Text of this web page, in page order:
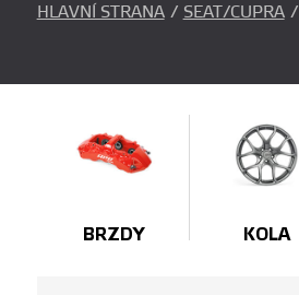
HLAVNÍ STRANA / SEAT/CUPRA /
BRZDY KOLA